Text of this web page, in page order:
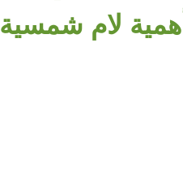
لام شمسية